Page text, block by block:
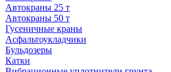
Автокраны 25 т
Автокраны 50 т
Гусеничные краны
Асфальтоукладчики
Бульдозеры
Катки